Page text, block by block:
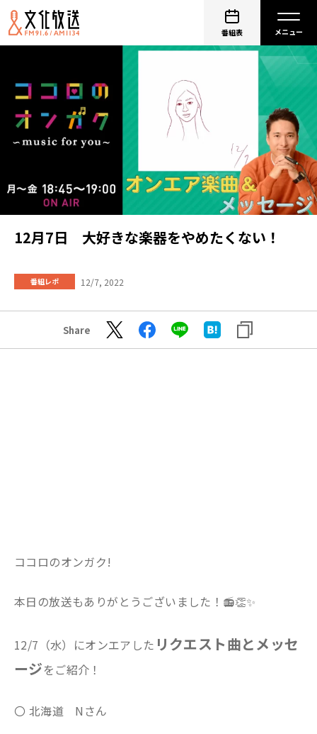
番組表
12月7日 大好きな楽器をやめたくない！
番組レポ 12/7, 2022
Share
ココロのオンガク!
本日の放送もありがとうございました！📻👏✨
12/7（水）にオンエアした リクエスト曲とメッセ
ージをご紹介！
〇 北海道 Nさん